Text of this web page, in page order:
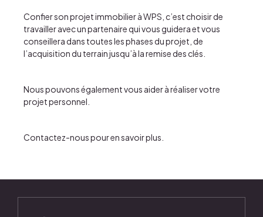
Confier son projet immobilier à WPS, c’est choisir de
travailler avec un partenaire qui vous guidera et vous
conseillera dans toutes les phases du projet, de
l’acquisition du terrain jusqu’à la remise des clés.
Nous pouvons également vous aider à réaliser votre
projet personnel.
Contactez-nous pour en savoir plus